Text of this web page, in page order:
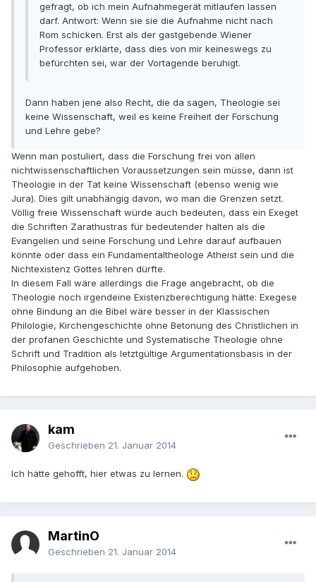
gefragt, ob ich mein Aufnahmegerät mitlaufen lassen
darf. Antwort: Wenn sie sie die Aufnahme nicht nach
Rom schicken. Erst als der gastgebende Wiener
Professor erklärte, dass dies von mir keineswegs zu
befürchten sei, war der Vortagende beruhigt.
Dann haben jene also Recht, die da sagen, Theologie sei
keine Wissenschaft, weil es keine Freiheit der Forschung
und Lehre gebe?
Wenn man postuliert, dass die Forschung frei von allen
nichtwissenschaftlichen Voraussetzungen sein müsse, dann ist
Theologie in der Tat keine Wissenschaft (ebenso wenig wie
Jura). Dies gilt unabhängig davon, wo man die Grenzen setzt.
Völlig freie Wissenschaft würde auch bedeuten, dass ein Exeget
die Schriften Zarathustras für bedeutender halten als die
Evangelien und seine Forschung und Lehre darauf aufbauen
könnte oder dass ein Fundamentaltheologe Atheist sein und die
Nichtexistenz Gottes lehren dürfte.
In diesem Fall wäre allerdings die Frage angebracht, ob die
Theologie noch irgendeine Existenzberechtigung hätte: Exegese
ohne Bindung an die Bibel wäre besser in der Klassischen
Philologie, Kirchengeschichte ohne Betonung des Christlichen in
der profanen Geschichte und Systematische Theologie ohne
Schrift und Tradition als letztgültige Argumentationsbasis in der
Philosophie aufgehoben.
kam
Geschrieben 21. Januar 2014
Ich hätte gehofft, hier etwas zu lernen.
MartinO
Geschrieben 21. Januar 2014